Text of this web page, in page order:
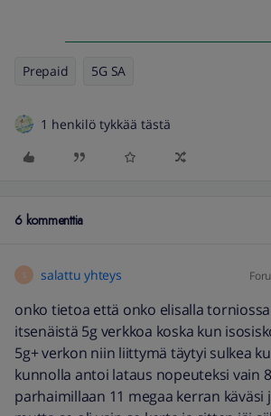
Prepaid 5G SA
1 henkilö tykkää tästä
6 kommenttia
S salattu yhteys
onko tietoa että onko elisalla
itsenäistä 5g verkkoa koska kun
5g+ verkon niin liittymä täytyi sulkea
kunnolla antoi lataus nopeuteksi vain
parhaimillaan 11 megaa kerran käväsi